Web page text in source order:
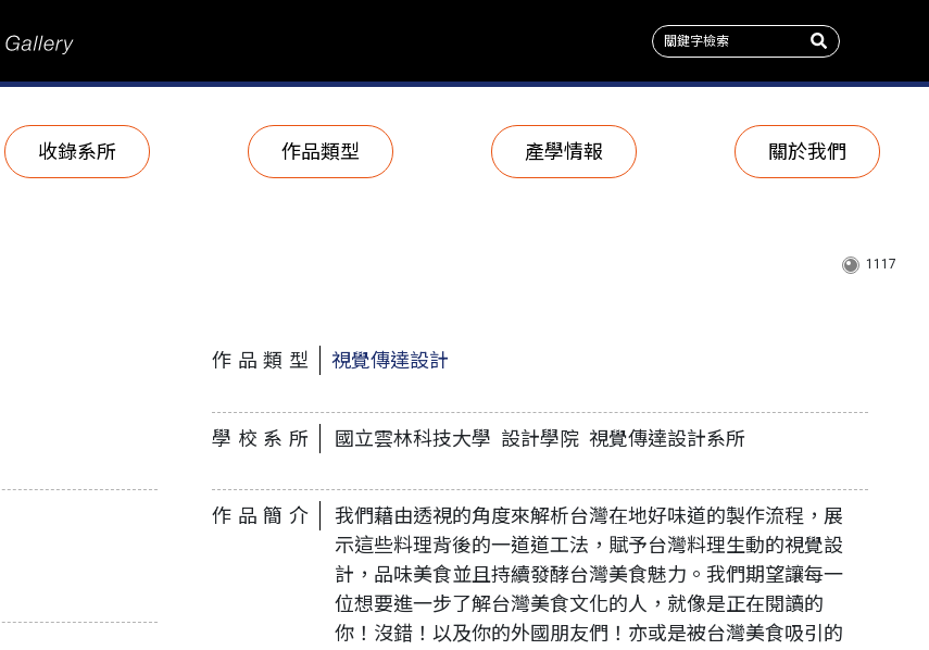
收錄系所 作品類型 產學情報 關於我們
1117
作品類型 視覺傳達設計
學校系所 國立雲林科技大學 設計學院 視覺傳達設計系所
作品簡介
我們藉由透視的角度來解析台灣在地好味道的製作流程，展
示這些料理背後的一道道工法，賦予台灣料理生動的視覺設
計，品味美食並且持續發酵台灣美食魅力。我們期望讓每一
位想要進一步了解台灣美食文化的人，就像是正在閱讀的
你！沒錯！以及你的外國朋友們！亦或是被台灣美食吸引的